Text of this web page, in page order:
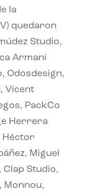
la
quedaron
Studio,
Armani
Odosdesign,
Vicent
PackCo
Herrera
Héctor
Miguel
Studio,
Monnou,